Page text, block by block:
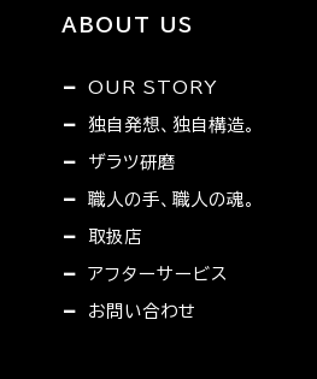
ABOUT US
OUR STORY
独自発想、独自構造。
ザラツ研磨
職人の手、職人の魂。
取扱店
アフターサービス
お問い合わせ